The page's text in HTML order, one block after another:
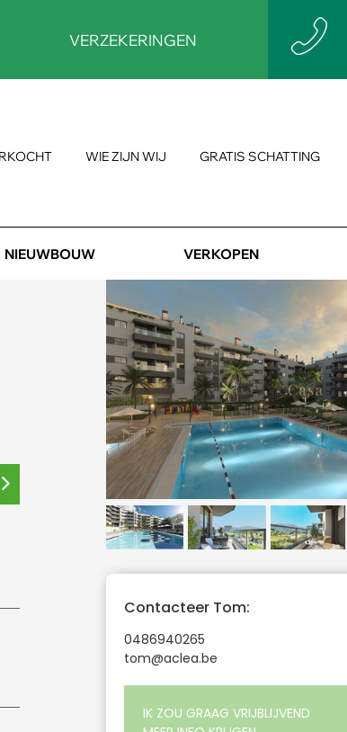
VERZEKERINGEN
WIE ZIJN WIJ GRATIS SCHATTING
NIEUWBOUW VERKOPEN
Contacteer Tom:
0486940265
tom@aclea.be
IK ZOU GRAAG VRIJBLIJVEND